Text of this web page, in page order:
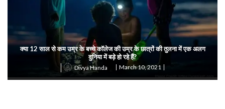
क्या 12 साल से कम उम्र के बच्चे कॉलेज की उम्र के छात्रों की तुलना में एक अलग
दुनिया में बड़े हो रहे हैं?
Divya Handa March 10, 2021